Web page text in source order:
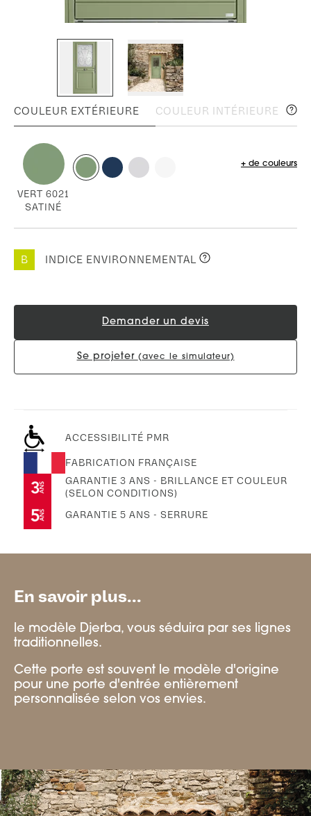
COULEUR EXTÉRIEURE COULEUR INTÉRIEURE
VERT 6021
SATINÉ
+ de couleurs
B INDICE ENVIRONNEMENTAL
Demander un devis
Se projeter (avec le simulateur)
ACCESSIBILITÉ PMR
FABRICATION FRANÇAISE
GARANTIE 3 ANS - BRILLANCE ET COULEUR
(SELON CONDITIONS)
GARANTIE 5 ANS - SERRURE
En savoir plus...
le modèle Djerba, vous séduira par ses lignes
traditionnelles.
Cette porte est souvent le modèle d'origine
pour une porte d'entrée entièrement
personnalisée selon vos envies.